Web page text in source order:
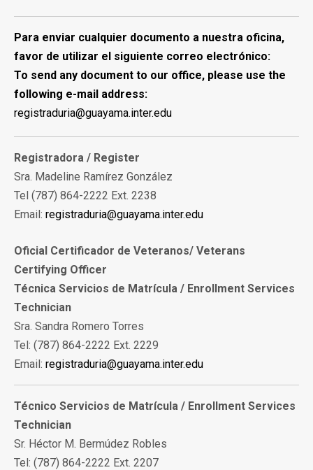
Para enviar cualquier documento a nuestra oficina,
favor de utilizar el siguiente correo electrónico:
To send any document to our office, please use the
following e-mail address:
registraduria@guayama.inter.edu
Registradora / Register
Sra. Madeline Ramírez González
Tel (787) 864-2222 Ext. 2238
Email: registraduria@guayama.inter.edu
Oficial Certificador de Veteranos/ Veterans
Certifying Officer
Técnica Servicios de Matrícula / Enrollment Services
Technician
Sra. Sandra Romero Torres
Tel: (787) 864-2222 Ext. 2229
Email: registraduria@guayama.inter.edu
Técnico Servicios de Matrícula / Enrollment Services
Technician
Sr. Héctor M. Bermúdez Robles
Tel: (787) 864-2222 Ext. 2207